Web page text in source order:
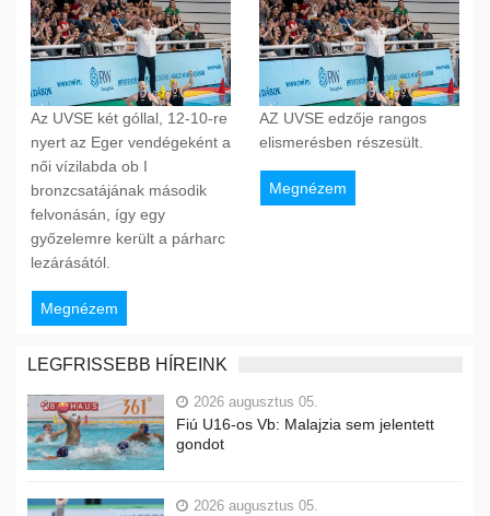
Az UVSE két góllal, 12-10-re
nyert az Eger vendégeként a
női vízilabda ob I
bronzcsatájának második
felvonásán, így egy
győzelemre került a párharc
lezárásától.
Megnézem
AZ UVSE edzője rangos
elismerésben részesült.
Megnézem
LEGFRISSEBB HÍREINK
2026 augusztus 05.
Fiú U16-os Vb: Malajzia sem jelentett
gondot
2026 augusztus 05.